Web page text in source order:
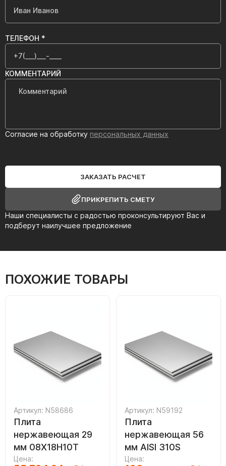
Наши специалисты с радостью проконсультируют Вас и
подберут наилучшее предложение
ТЕЛЕФОН *
КОММЕНТАРИЙ
Согласие на обработку персональных данных
ЗАКАЗАТЬ РАСЧЕТ
ПРИКРЕПИТЬ СМЕТУ
ПОХОЖИЕ ТОВАРЫ
Артикул: N58686
Плита
нержавеющая 29
мм 08Х18Н10Т
Цена:
Артикул: N59192
Плита
нержавеющая 56
мм AISI 310S
Цена: